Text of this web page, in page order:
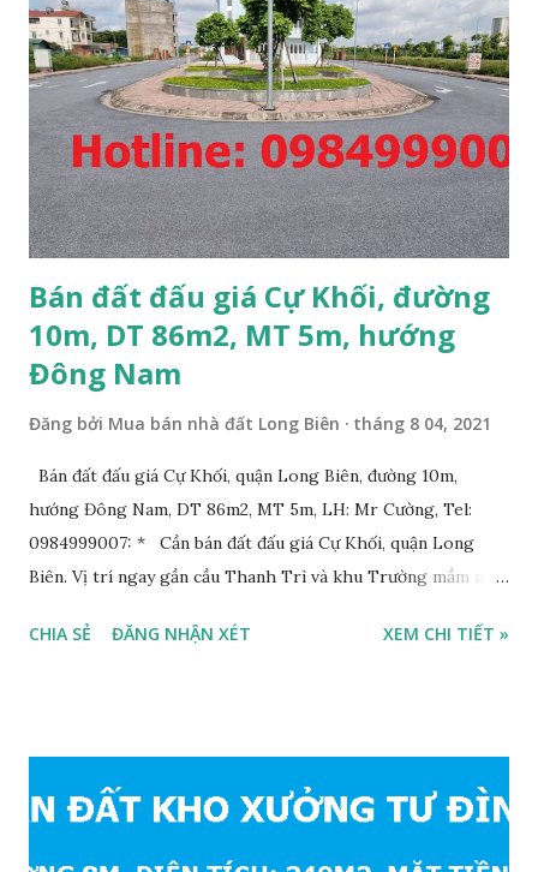
Bán đất đấu giá Cự Khối, đường
10m, DT 86m2, MT 5m, hướng
Đông Nam
Đăng bởi Mua bán nhà đất Long Biên tháng 8 04, 2021
Bán đất đấu giá Cự Khối, quận Long Biên, đường 10m,
hướng Đông Nam, DT 86m2, MT 5m, LH: Mr Cường, Tel:
0984999007: * Cần bán đất đấu giá Cự Khối, quận Long
Biên. Vị trí ngay gần cầu Thanh Trì và khu Trường mầm non,
đấu giá phường Cự Khối, khu đấu giá mới năm 2020, hạ tầng
Khối khoảng 300m. Cách vòng xuyến cuối đường Cổ Linh và
CHIA SẺ ĐĂNG NHẬN XÉT XEM CHI TIẾT »